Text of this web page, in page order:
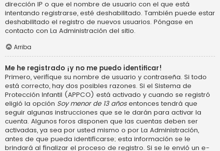
dirección IP o que el nombre de usuario con el que está
intentando registrarse, esté deshabilitado. También puede estar
deshabilitado el registro de nuevos usuarios. Póngase en
contacto con La Administración del sitio.
Arriba
Me he registrado ¡y no me puedo identificar!
Primero, verifique su nombre de usuario y contraseña. Si todo
está correcto, hay dos posibles razones. Si el Sistema de
Protección Infantil (APPCO) está activado y cuando se registró
eligió la opción Soy menor de 13 añosentonces tendrá que
seguir algunas instrucciones que se le darán para activar la
cuenta. Algunos foros disponen que las cuentas deben ser
activadas, ya sea por usted mismo o por La Administración,
antes de que pueda identificarse; esta información se le
brindará al finalizar el proceso de registro. Si se le envió un e-